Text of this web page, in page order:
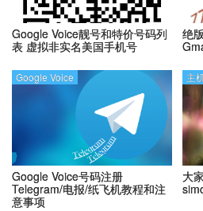
Google Voice靓号和特价号码列
表 虚拟非实名美国手机号
绝
Google Voice号码注册
Telegram/电报/纸飞机教程和注
意事项
Google Voice
大
主